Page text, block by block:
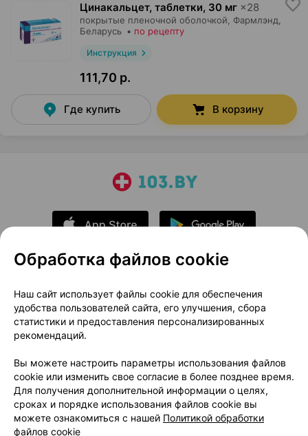
Цинакальцет, таблетки, 30 мг ×28
покрытые пленочной оболочкой, Фармлэнд,
Беларусь • по рецепту
Инструкция
111,70 р.
Где купить В корзину
О проекте
Новости проекта
Размещение рекламы
Медицинский маркетинг
Публичный договор
Доставка
Способы оплаты
Вакансии
Партнеры
Написать руководителю 103.by
Написать в поддержку
Персональные настройки Cookie
Обработка файлов cookie
Наш сайт использует файлы cookie для обеспечения
удобства пользователей сайта, его улучшения, сбора
статистики и предоставления персонализированных
рекомендаций.
Вы можете настроить параметры использования файлов
cookie или изменить свое согласие в более позднее время.
Для получения дополнительной информации о целях,
сроках и порядке использования файлов cookie вы
можете ознакомиться с нашей Политикой обработки
файлов cookie